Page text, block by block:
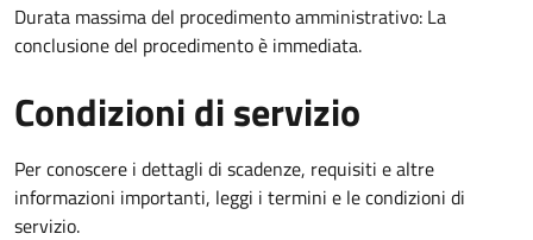
Durata massima del procedimento amministrativo: La
conclusione del procedimento è immediata.
Condizioni di servizio
Per conoscere i dettagli di scadenze, requisiti e altre
informazioni importanti, leggi i termini e le condizioni di
servizio.